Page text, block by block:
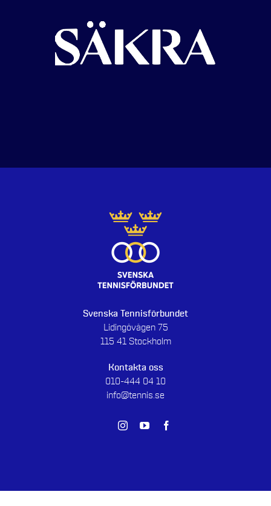
Svenska Tennisförbundet
Lidingövägen 75
115 41 Stockholm
Kontakta oss
010-444 04 10
info@tennis.se